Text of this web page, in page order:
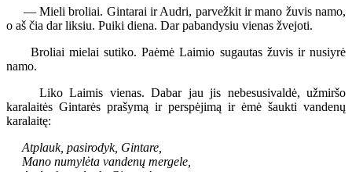
— Mieli broliai. Gintarai ir Audri, parvežkit ir mano žuvis namo,
o aš čia dar liksiu. Puiki diena. Dar pabandysiu vienas žvejoti.
Broliai mielai sutiko. Paėmė Laimio sugautas žuvis ir nusiyrė
namo.
Liko Laimis vienas. Dabar jau jis nebesusivaldė, užmiršo
karalaitės Gintarės prašymą ir perspėjimą ir ėmė šaukti vandenų
karalaitę:
Atplauk, pasirodyk, Gintare,
Mano numylėta vandenų mergele,